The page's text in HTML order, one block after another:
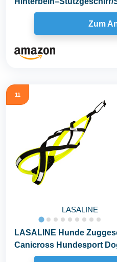
&Griff...
Zum
11
LASALINE
LASALINE Hunde
Canicross Hundesport
Schlitten in...